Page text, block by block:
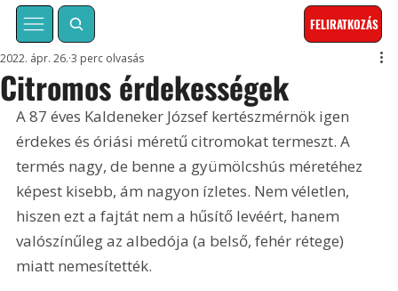
FELIRATKOZÁS
Citromos érdekességek
2022. ápr. 26. 3 perc olvasás
A 87 éves Kaldeneker József kertészmérnök igen
érdekes és óriási méretű citromokat termeszt. A
termés nagy, de benne a gyümölcshús méretéhez
képest kisebb, ám nagyon ízletes. Nem véletlen,
hiszen ezt a fajtát nem a hűsítő levéért, hanem
valószínűleg az albedója (a belső, fehér rétege)
miatt nemesítették.